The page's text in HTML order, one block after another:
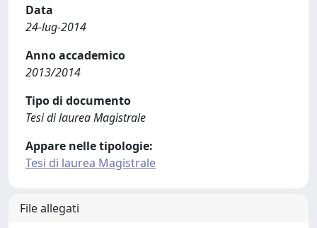
Data
24-lug-2014
Anno accademico
2013/2014
Tipo di documento
Tesi di laurea Magistrale
Appare nelle tipologie:
Tesi di laurea Magistrale
File allegati